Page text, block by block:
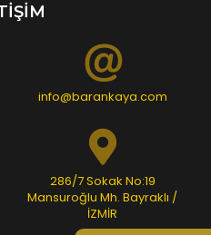
info@barankaya.com
286/7 Sokak No:19
Mansuroğlu Mh. Bayraklı /
İZMİR